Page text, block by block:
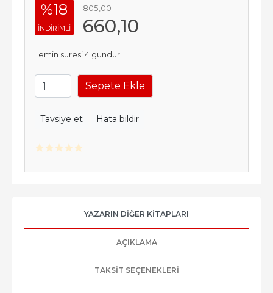
%18
INDIRIMLI
805,00
660,10
Temin süresi 4 gündür.
Sepete Ekle
Tavsiye et Hata bildir
YAZARIN DIĞER KITAPLARI
AÇIKLAMA
TAKSIT SEÇENEKLERI